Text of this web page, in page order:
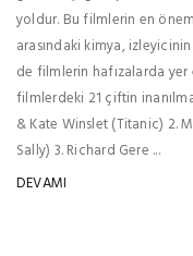
yoldur. Bu filmlerin en
arasındaki kimya, izleyicinin
de filmlerin hafızalarda
filmlerdeki 21 çiftin
& Kate Winslet (Titanic) 2.
Sally) 3. Richard Gere ...
DEVAMI